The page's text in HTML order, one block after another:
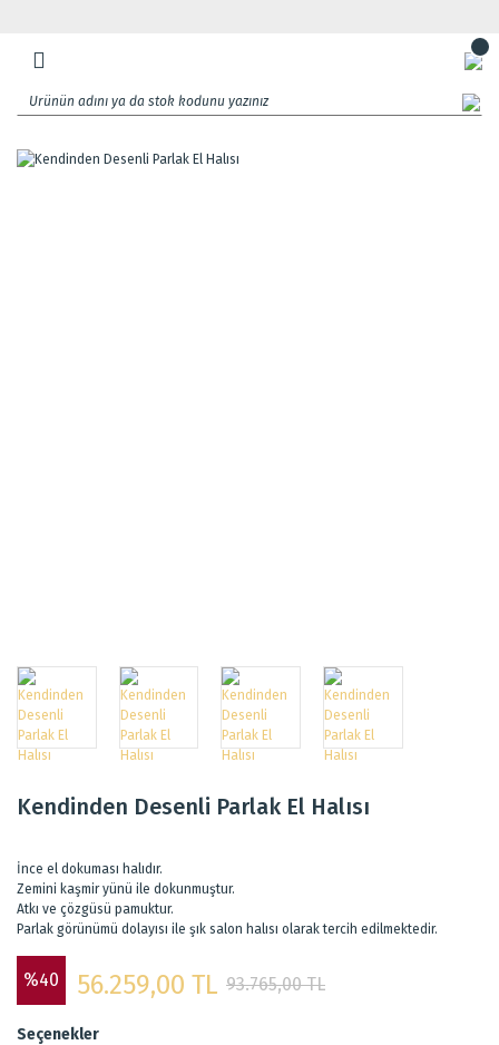
Kendinden Desenli Parlak El Halısı
İnce el dokuması halıdır.
Zemini kaşmir yünü ile dokunmuştur.
Atkı ve çözgüsü pamuktur.
Parlak görünümü dolayısı ile şık salon halısı olarak tercih edilmektedir.
%40 56.259,00 TL 93.765,00 TL
Seçenekler